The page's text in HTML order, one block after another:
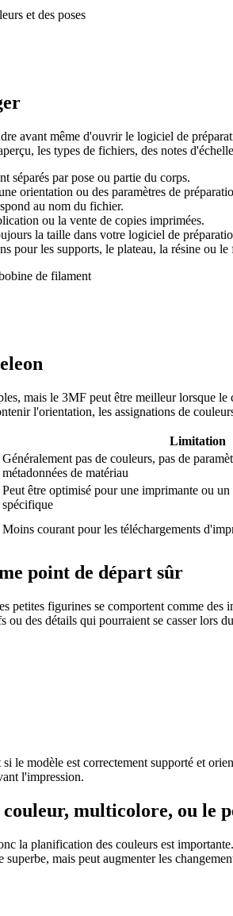
avant même d'ouvrir le logiciel de
les types de fichiers, des notes
séparés par pose ou partie du corps.
orientation ou des paramètres de
au nom du fichier.
ou la vente de copies imprimées.
la taille dans votre logiciel de
pour les supports, le plateau, la résine ou le
mais le 3MF peut être meilleur lorsque
l'orientation, les assignations de
Limitation
Généralement pas de couleurs, pas de
métadonnées de matériau
Peut être optimisé pour une imprimante ou
spécifique
Moins courant pour les téléchargements
point de départ sûr
petites figurines se comportent comme
des détails qui pourraient se casser lors
le modèle est correctement supporté et
l'impression.
multicolore, ou le
la planification des couleurs est
mais peut augmenter les